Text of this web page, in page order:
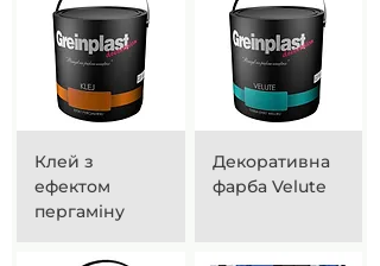
Клей з
ефектом
пергаміну
Декоративна
фарба Velute